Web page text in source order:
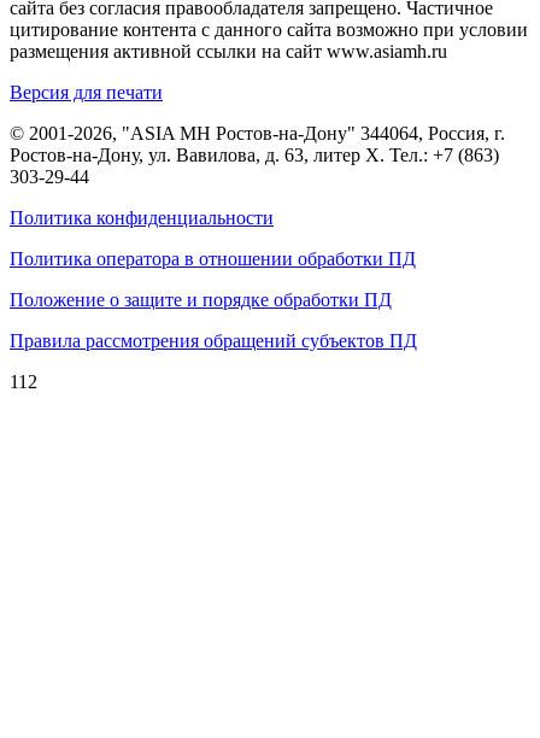
сайта без согласия правообладателя запрещено. Частичное
цитирование контента с данного сайта возможно при условии
размещения активной ссылки на сайт www.asiamh.ru
Версия для печати
© 2001-2026, "ASIA MH Ростов-на-Дону" 344064, Россия, г.
Ростов-на-Дону, ул. Вавилова, д. 63, литер Х. Тел.: +7 (863)
303-29-44
Политика конфиденциальности
Политика оператора в отношении обработки ПД
Положение о защите и порядке обработки ПД
Правила рассмотрения обращений субъектов ПД
112